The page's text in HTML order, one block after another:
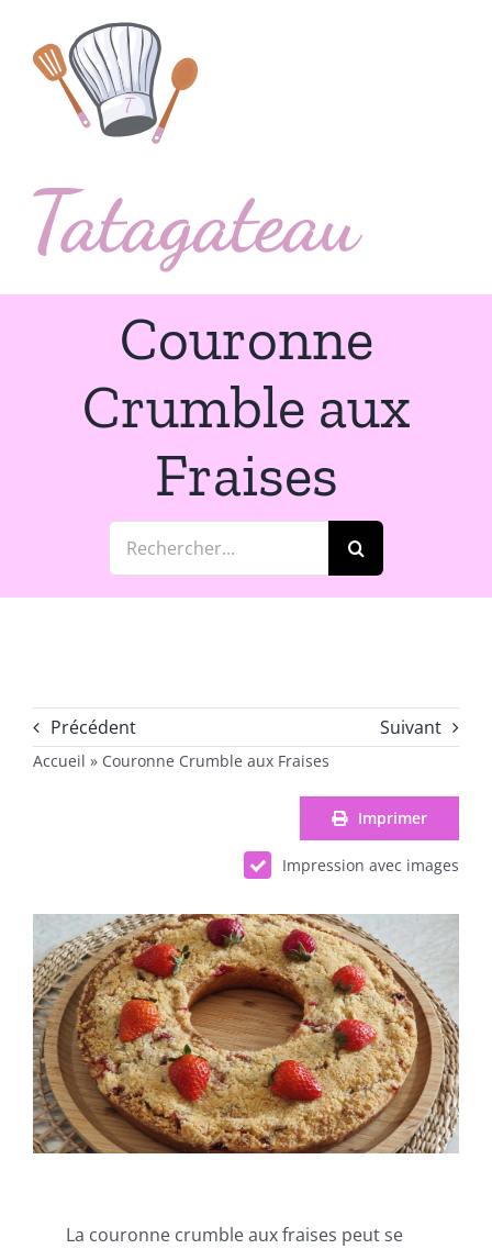
contenu
Couronne
Crumble aux
Fraises
Rechercher:
Précédent Suivant
Accueil » Couronne Crumble aux Fraises
Imprimer
Impression avec images
La couronne crumble aux fraises peut se